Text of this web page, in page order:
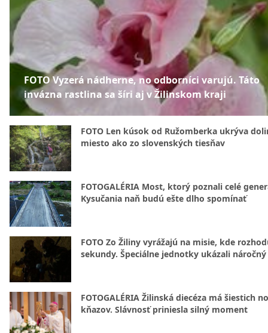
FOTO Vyzerá nádherne, no odborníci varujú. Táto
invázna rastlina sa šíri aj v Žilinskom kraji
FOTO Len kúsok od Ružomberka ukrýva
miesto ako zo slovenských tiesňav
FOTOGALÉRIA Most, ktorý poznali celé
Kysučania naň budú ešte dlho spomínať
FOTO Zo Žiliny vyrážajú na misie, kde
sekundy. Špeciálne jednotky ukázali
FOTOGALÉRIA Žilinská diecéza má šiestich
kňazov. Slávnosť priniesla silný moment